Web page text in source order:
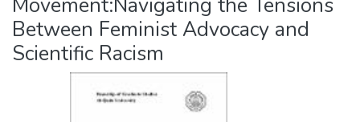
Between Feminist Advocacy and
Scientific Racism